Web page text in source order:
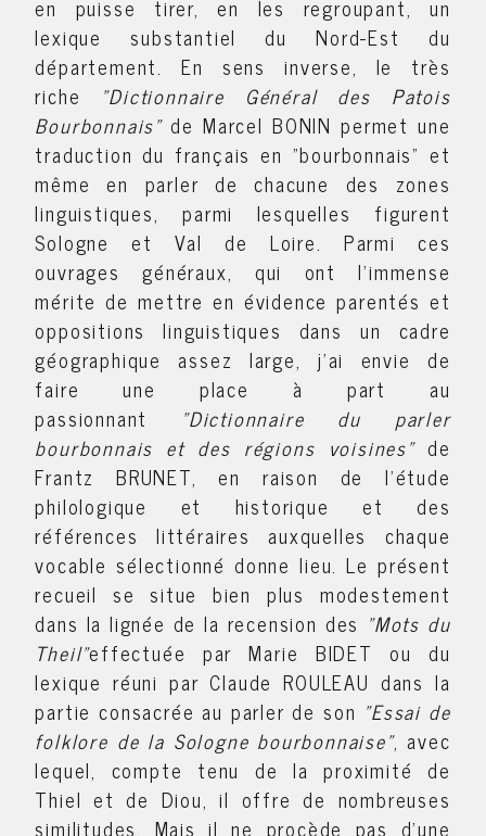
en puisse tirer, en les regroupant, un
lexique substantiel du Nord-Est du
département. En sens inverse, le très
riche "Dictionnaire Général des Patois
Bourbonnais"de Marcel BONIN permet une
traduction du français en "bourbonnais" et
même en parler de chacune des zones
linguistiques, parmi lesquelles figurent
Sologne et Val de Loire. Parmi ces
ouvrages généraux, qui ont l'immense
mérite de mettre en évidence parentés et
oppositions linguistiques dans un cadre
géographique assez large, j'ai envie de
faire une place à part au
passionnant "Dictionnaire du parler
bourbonnais et des régions voisines"de
Frantz BRUNET, en raison de l'étude
philologique et historique et des
références littéraires auxquelles chaque
vocable sélectionné donne lieu. Le présent
recueil se situe bien plus modestement
dans la lignée de la recension des "Mots du
Theil"effectuée par Marie BIDET ou du
lexique réuni par Claude ROULEAU dans la
partie consacrée au parler de son "Essai de
folklore de la Sologne bourbonnaise", avec
lequel, compte tenu de la proximité de
Thiel et de Diou, il offre de nombreuses
similitudes. Mais il ne procède pas d’une